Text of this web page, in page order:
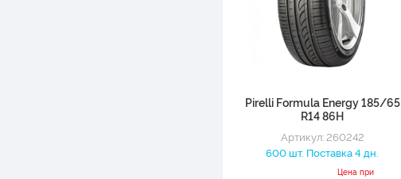
Pirelli Formula Energy 185/65
R14 86H
Артикул: 260242
600 шт. Поставка 4 дн.
Цена при